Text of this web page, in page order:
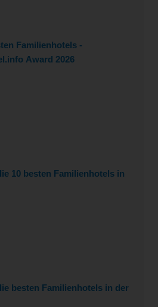
Familienhotels -
Award 2026
10 besten Familienhotels in
besten Familienhotels in der